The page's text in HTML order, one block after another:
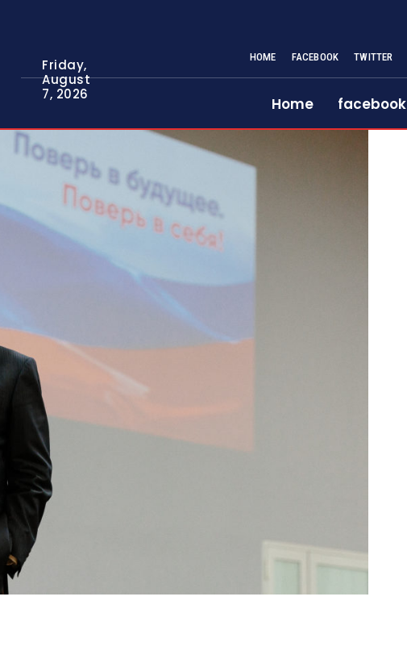
Friday,
August
7, 2026
HOME FACEBOOK TWITTER
Home facebook